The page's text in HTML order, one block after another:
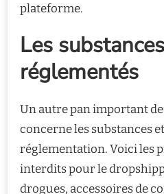
plateforme.
Les
réglementés
Un autre pan important
concerne les substances
réglementation. Voici les
interdits pour le
drogues, accessoires de